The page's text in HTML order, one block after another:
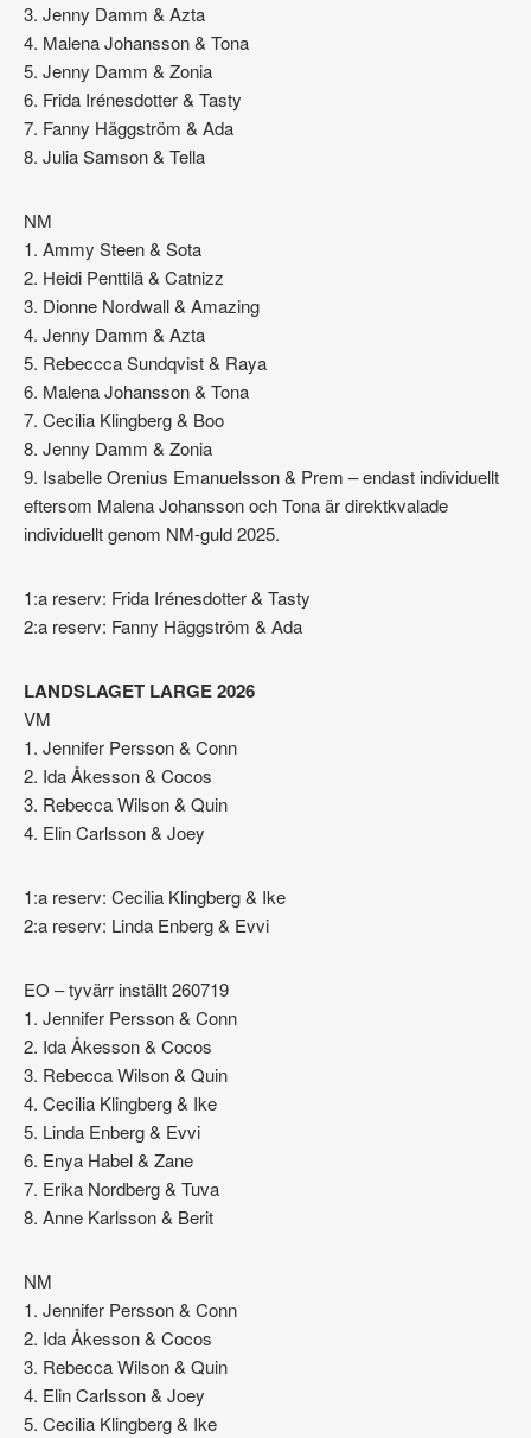
3. Jenny Damm & Azta
4. Malena Johansson & Tona
5. Jenny Damm & Zonia
6. Frida Irénesdotter & Tasty
7. Fanny Häggström & Ada
8. Julia Samson & Tella
NM
1. Ammy Steen & Sota
2. Heidi Penttilä & Catnizz
3. Dionne Nordwall & Amazing
4. Jenny Damm & Azta
5. Rebeccca Sundqvist & Raya
6. Malena Johansson & Tona
7. Cecilia Klingberg & Boo
8. Jenny Damm & Zonia
9. Isabelle Orenius Emanuelsson & Prem – endast individuellt
eftersom Malena Johansson och Tona är direktkvalade
individuellt genom NM-guld 2025.
1:a reserv: Frida Irénesdotter & Tasty
2:a reserv: Fanny Häggström & Ada
LANDSLAGET LARGE 2026
VM
1. Jennifer Persson & Conn
2. Ida Åkesson & Cocos
3. Rebecca Wilson & Quin
4. Elin Carlsson & Joey
1:a reserv: Cecilia Klingberg & Ike
2:a reserv: Linda Enberg & Evvi
EO – tyvärr inställt 260719
1. Jennifer Persson & Conn
2. Ida Åkesson & Cocos
3. Rebecca Wilson & Quin
4. Cecilia Klingberg & Ike
5. Linda Enberg & Evvi
6. Enya Habel & Zane
7. Erika Nordberg & Tuva
8. Anne Karlsson & Berit
NM
1. Jennifer Persson & Conn
2. Ida Åkesson & Cocos
3. Rebecca Wilson & Quin
4. Elin Carlsson & Joey
5. Cecilia Klingberg & Ike